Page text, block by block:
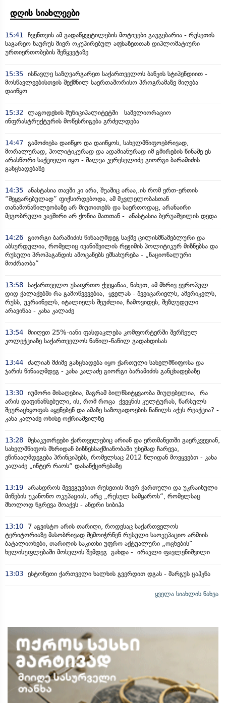
დღის სიახლეები
15:41 ჩვენთვის ამ გადაწყვეტილების მოტივები გაუგებარია - რუსეთის
საგარეო ნაურუს მიერ ოკუპირებულ აფხაზეთთან დიპლომატიური
ურთიერთობების შეწყვეტაზე
15:35 ისწავლე საზღვარგარეთ საქართველოს ბანკის სტიპენდიით -
მოსწავლეებისთვის შექმნილ საერთაშორისო პროგრამაზე მიღება
დაიწყო
15:32 ლაგოდეხის მუნიციპალიტეტში სამელიორაციო
ინფრასტრუქტურის მოწესრიგება გრძელდება
14:47 გამოძიება დაიწყო და დაიწყოს, სახელმწიფოებრივად,
მორალურად, პოლიტიკურად და ადამიანურად იმ გმირების წინაშე ეს
არასწორი საქციელი იყო - შალვა კერესელიძე გიორგი ბარამიძის
განცხადებაზე
14:35 ანასტასია თავში კი არა, შუაშიც არაა,.ის რომ ერთ-ერთის
“შეყვარებულად” ფიქსირდებოდა, ამ მკვლელობასთან
თანამონაწილეობაზე არ მიუთითებს და საერთოდაც, არანაირი
მეგობრული კავშირი არ ქონია მათთან - ანასტასია ბერუაშვილის დედა
14:26 გიორგი ბარამიძის წინააღმდეგ საქმე ცილისმწამებლური და
აბსურდულია, რომელიც ივანიშვილის რეჟიმის პოლიტიკურ მიზნებსა და
რუსული პროპაგანდის ამოცანებს ემსახურება - „ნაციონალური
მოძრაობა”
13:58 საქართველო უსაფრთო ქვეყანაა, ნახეთ, ამ მხრივ ევროპულ
დიდ ქალაქებში რა გამოწვევებია, ყველას - შვეიცარიელს, ამერიკელს,
რუსს, უკრაინელს, იტალიელს შეუძლია, ჩამოვიდეს, შეზღუდული
არავინაა - კახა კალაძე
13:54 მიიღეთ 25%-იანი ფასდაკლება კომფორტერში შერჩეულ
კოლექციაზე საქართველოს ნაწილ-ნაწილ გადახდისას
13:44 ძალიან მძიმე განცხადება იყო ქართული სახელმწიფოსა და
ჯარის წინააღმდეგ - კახა კალაძე გიორგი ბარამიძის განცხადებაზე
13:30 იუმორი მისაღებია, მაგრამ ბილწსიტყვაობა მიუღებელია, რა
არის დაფინანსებული, ის, რომ როცა ქვეყნის კულტურას, წარსულს
შეურაცხყოფას აყენებენ და ამაზე საზოგადოების ნაწილს აქვს რეაქცია? -
კახა კალაძე ონისე ოქრიაშვილზე
13:28 მესაკუთრეები ქართველებიც არიან და ერთმანეთში გაერკვევიან,
სახელმწიფოს მხრიდან ბიზნესსაქმიანობაში უხეშად ჩარევა,
ეწინააღმდეგება პრინციპებს, რომელსაც 2012 წლიდან მოვყვებთ - კახა
კალაძე „ინტერ რაოს“ დასანქცირებაზე
13:19 არასდროს შევეგუებით რუსეთის მიერ ქართული და უკრაინული
მიწების უკანონო ოკუპაციას, არც „რუსულ სამყაროს“, რომელსაც
მხოლოდ ნგრევა მოაქვს - ანდრი სიბიჰა
13:10
7 აგვისტო არის თარიღი, როდესაც საქართველოს
ტერიტორიაზე მასობრივად შემოიჭრნენ რუსული საოკუპაციო არმიის
ბატალიონები, თარიღის საკითხი უფრო აქტუალური „ოცნების“
ხელისუფლებაში მოსვლის შემდეგ გახდა - ირაკლი ფავლენიშვილი
13:03 ესტონეთი ქართველი ხალხის გვერდით დგას - მარგუს ცაჰკნა
ყველა სიახლის ნახვა